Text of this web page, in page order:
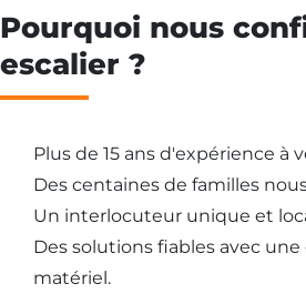
Pourquoi nous
escalier ?
Plus de 15 ans d'expérience
Des centaines de familles
Un interlocuteur unique et
Des solutions fiables avec
matériel.